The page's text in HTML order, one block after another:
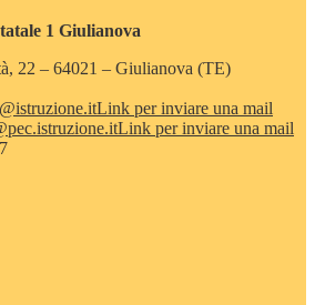
1 Giulianova
22 – 64021 – Giulianova (TE)
Link per inviare una mail
Link per inviare una mail